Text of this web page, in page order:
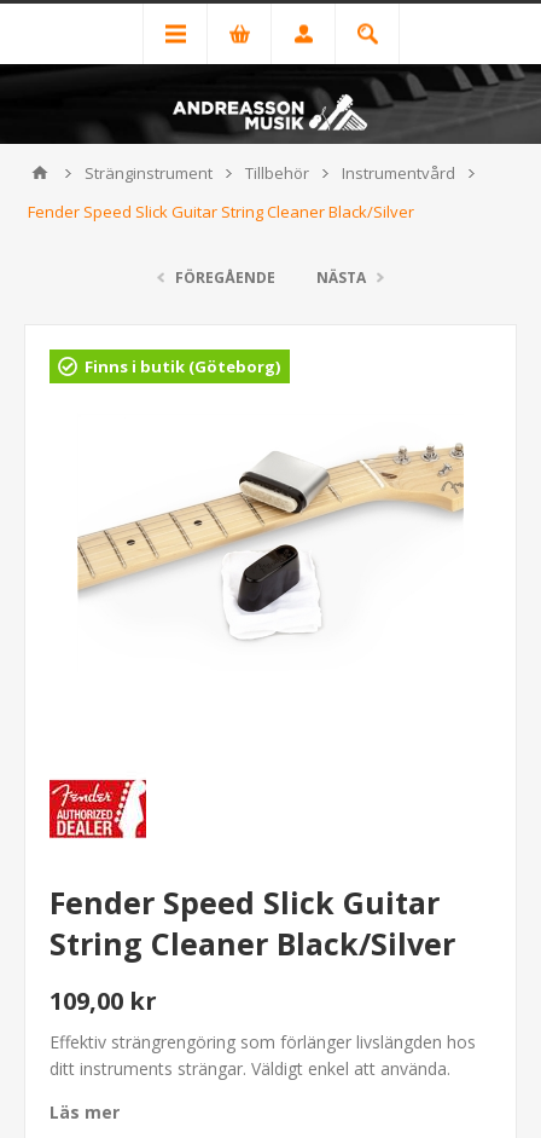
Stränginstrument Tillbehör
Instrumentvård
Fender Speed Slick Guitar String Cleaner Black/Silver
FÖREGÅENDE NÄSTA
Finns i butik (Göteborg)
Fender Speed Slick Guitar
String Cleaner Black/Silver
109,00 kr
Effektiv strängrengöring som förlänger livslängden hos
ditt instruments strängar. Väldigt enkel att använda.
Läs mer